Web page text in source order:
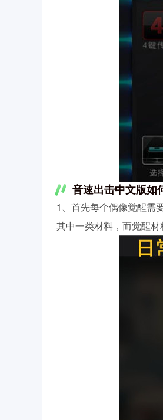
音速出击中文版如
1、首先每个偶像觉醒需
其中一类材料，而觉醒材